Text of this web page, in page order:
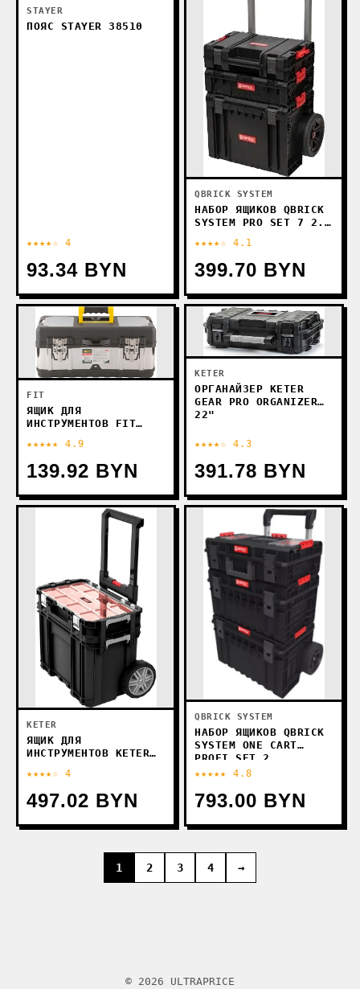
STAYER
ПОЯС STAYER 38510
★★★★☆ 4
93.34 BYN
QBRICK SYSTEM
НАБОР ЯЩИКОВ QBRICK
SYSTEM PRO SET 7 2.0
★★★★☆ 4.1
399.70 BYN
FIT
ЯЩИК ДЛЯ
ИНСТРУМЕНТОВ FIT
★★★★★ 4.9
139.92 BYN
KETER
ОРГАНАЙЗЕР KETER
GEAR PRO ORGANIZER
22"
★★★★☆ 4.3
391.78 BYN
KETER
ЯЩИК ДЛЯ
ИНСТРУМЕНТОВ KETER
★★★★☆ 4
497.02 BYN
QBRICK SYSTEM
НАБОР ЯЩИКОВ QBRICK
SYSTEM ONE CART
PROFI SET 2
Z258032PG011
★★★★★ 4.8
793.00 BYN
1 2 3 4 →
© 2026 ULTRAPRICE